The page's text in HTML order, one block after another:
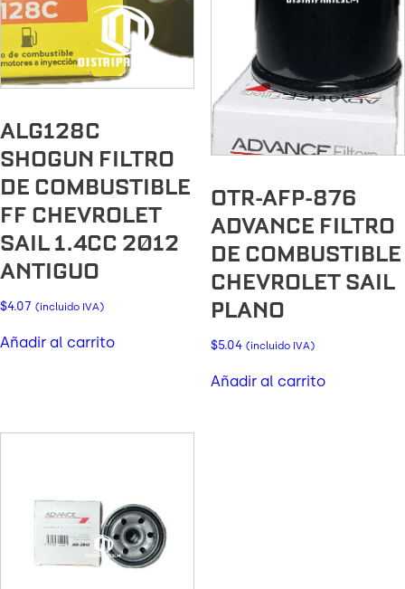
ALG128C
SHOGUN FILTRO
DE COMBUSTIBLE
FF CHEVROLET
SAIL 1.4CC 2012
ANTIGUO
$4.07 (incluido IVA)
Añadir al carrito
OTR-AFP-876
ADVANCE FILTRO
DE COMBUSTIBLE
CHEVROLET SAIL
PLANO
$5.04 (incluido IVA)
Añadir al carrito